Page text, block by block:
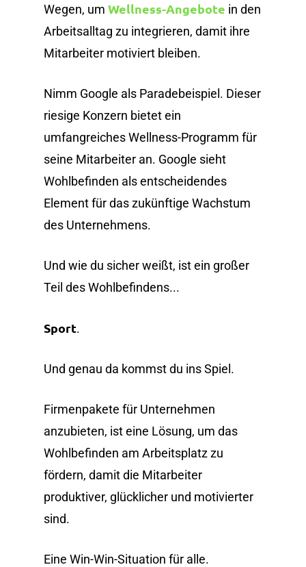
Wegen, um Wellness-Angebote in den
Arbeitsalltag zu integrieren, damit ihre
Mitarbeiter motiviert bleiben.
Nimm Google als Paradebeispiel. Dieser
riesige Konzern bietet ein
umfangreiches Wellness-Programm für
seine Mitarbeiter an. Google sieht
Wohlbefinden als entscheidendes
Element für das zukünftige Wachstum
des Unternehmens.
Und wie du sicher weißt, ist ein großer
Teil des Wohlbefindens...
Sport.
Und genau da kommst du ins Spiel.
Firmenpakete für Unternehmen
anzubieten, ist eine Lösung, um das
Wohlbefinden am Arbeitsplatz zu
fördern, damit die Mitarbeiter
produktiver, glücklicher und motivierter
sind.
Eine Win-Win-Situation für alle.